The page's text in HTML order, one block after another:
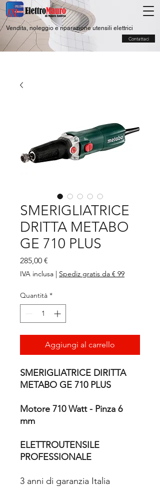
Vendita, noleggio e riparazione utensili elettrici
Contattaci
SMERIGLIATRICE
DRITTA METABO
GE 710 PLUS
285,00 €
IVA inclusa | Spediz gratis da € 99
Quantità *
Aggiungi al carrello
SMERIGLIATRICE DIRITTA
METABO GE 710 PLUS
Motore 710 Watt - Pinza 6
mm
ELETTROUTENSILE
PROFESSIONALE
3 anni di garanzia Italia